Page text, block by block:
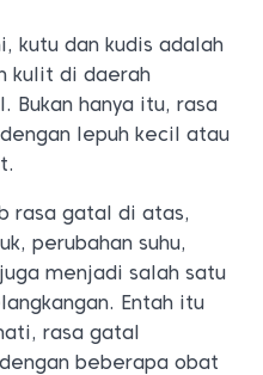
kutu dan kudis adalah
kulit di daerah
Bukan hanya itu, rasa
lepuh kecil atau
rasa gatal di atas,
perubahan suhu,
menjadi salah satu
Entah itu
rasa gatal
beberapa obat